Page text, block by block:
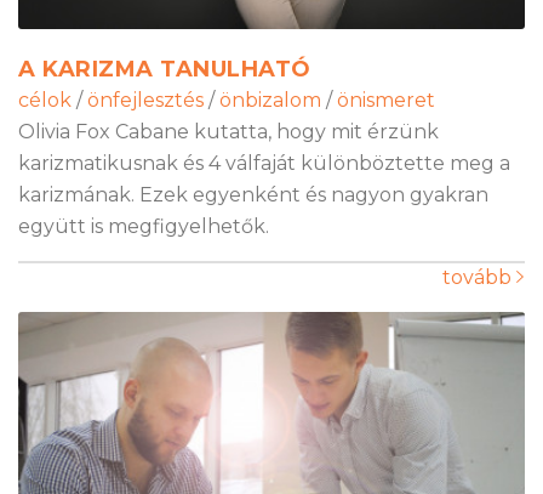
A KARIZMA TANULHATÓ
célok / önfejlesztés / önbizalom / önismeret
Olivia Fox Cabane kutatta, hogy mit érzünk
karizmatikusnak és 4 válfaját különböztette meg a
karizmának. Ezek egyenként és nagyon gyakran
együtt is megfigyelhetők.
tovább